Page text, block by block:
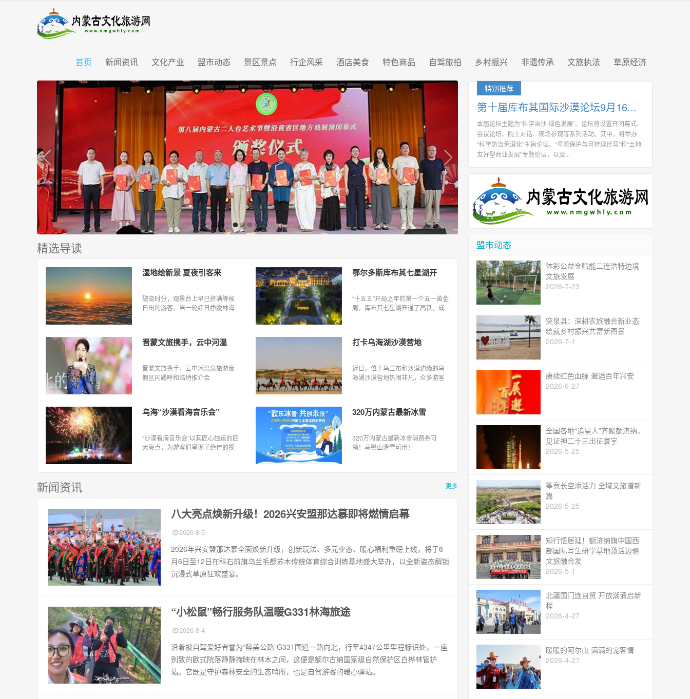
首页 新闻资讯 文化产业 盟市动态 景区景点 行企风采 酒店美食 特色商品 自驾旅拍 乡村振兴 非遗传承 文旅执法 草原经济
精选导读
湿地绘新景 夏夜引客来
破晓时分，观景台上早已挤满等候
日出的游客。当一轮红日挣脱林海
林盛景。
鄂尔多斯库布其七星湖开
“十五五”开局之年的第一个五一黄金
周，库布其七星湖开通了高铁，成
特色闻名。
晋蒙文旅携手，云中河温
晋蒙文旅携手，云中河温泉旅游度
假区闪耀呼和浩特推介会
打卡乌海湖沙漠营地
近日，位于乌兰布和沙漠边缘的乌
海湖沙漠营地热闹非凡，众多游客
浑的气势与独特地貌。游客可从乌
乌海“沙漠看海音乐会”
“沙漠看海音乐会”以其匠心独运的四
大亮点，为游客们呈现了绝佳的视
320万内蒙古最新冰雪
320万内蒙古最新冰雪消费券可
领！马鬃山滑雪可用！
新闻资讯 更多
八大亮点焕新升级！2026兴安盟那达慕即将燃情启幕
2026-8-5
2026年兴安盟那达慕全面焕新升级，创新玩法、多元业态、暖心福利重磅上线，将于8
月6日至12日在科右前旗乌兰毛都苏木传统体育综合训练基地盛大举办，以全新姿态解锁
沉浸式草原狂欢盛宴。
“小松鼠”畅行服务队温暖G331林海旅途
2026-8-4
沿着被自驾爱好者誉为“醉美公路”G331国道一路向北，行至4347公里里程标识处，一座
别致的欧式院落静静掩映在林木之间，这便是额尔古纳国家级自然保护区白桦林管护
站。它既是守护森林安全的生态哨所，也是自驾游客的暖心驿站。
特别推荐
第十届库布其国际沙漠论坛9月16...
本届论坛主题为“科学治沙 绿色发展”。论坛将设置开闭幕式、
会议论坛、院士对话、现场参观等系列活动。其中，将举办
“科学防治荒漠化”主旨论坛、“草原保护与可持续经营”和“土地
友好型商业发展”专题论坛，以及...
盟市动态
体彩公益金赋能二连浩特边境
文旅发展
2026-7-23
突泉县：深耕农旅融合新业态
绘就乡村振兴共富新图景
2026-7-1
赓续红色血脉 邂逅百年兴安
2026-6-27
全国各地“追星人”齐聚额济纳，
见证神二十三出征寰宇
2026-5-25
筝竞长空添活力 全域文旅谱新
篇
2026-5-25
知行悟居延！额济纳旗中国西
部国际写生研学基地激活边疆
文旅融合发
2026-5-1
北疆国门连自贸 开放潮涌启新
程
2026-4-27
暖暖的阿尔山 满满的宠客情
2026-4-27